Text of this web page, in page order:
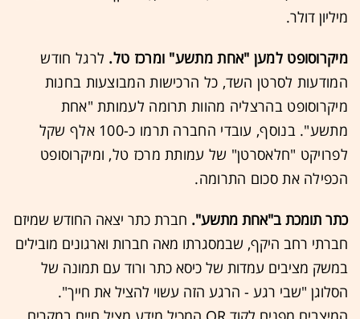
מיליון דולר.
מיקרוסופט למען "אחת מתשע" ומרכז טל. לרגל חודש
המודעות לסרטן השד, כל הרכישות המבוצעות בחנות
מיקרוסופט בהרצליה מהוות תרומה לעמותת "אחת
מתשע". בנוסף, עובדי החברה תרמו כ-100 אלף שקל
לפרויקט "חלאסרטן" של עמותת מרכז טל, ומיקרוסופט
הכפילה את סכום התרומה.
כתר תומכת ב"אחת מתשע". חברת כתר יצאה החודש שמיזם
חברתי רחב היקף, שבמסגרתו מאה חברות וארגונים מובילים
במשק מציבים עמדות של כיסא כתר ורוד עם תמונה של
הסלוגן "שבי רגע - הרגע הזה עשוי להציל את חייך".